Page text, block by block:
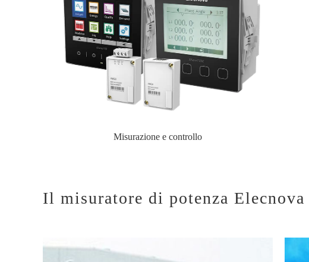
Misurazione e controllo
Il misuratore di potenza